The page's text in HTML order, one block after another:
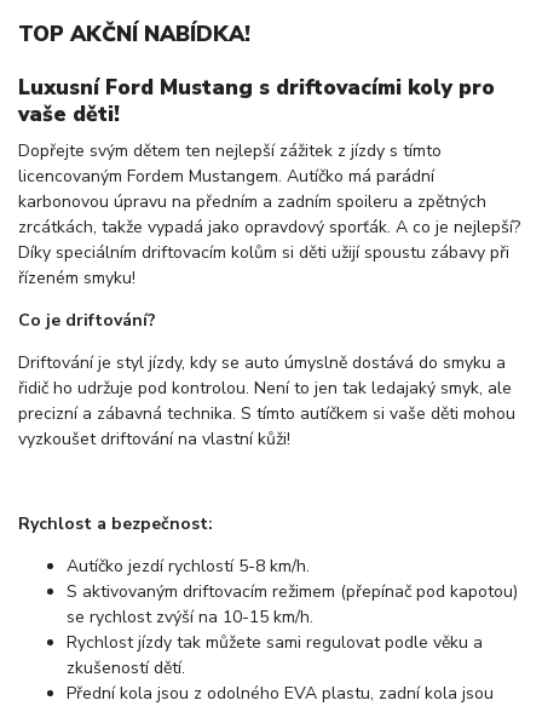
TOP AKČNÍ NABÍDKA!
Luxusní Ford Mustang s driftovacími koly pro
vaše děti!
Dopřejte svým dětem ten nejlepší zážitek z jízdy s tímto
licencovaným Fordem Mustangem. Autíčko má parádní
karbonovou úpravu na předním a zadním spoileru a zpětných
zrcátkách, takže vypadá jako opravdový sporťák. A co je nejlepší?
Díky speciálním driftovacím kolům si děti užijí spoustu zábavy při
řízeném smyku!
Co je driftování?
Driftování je styl jízdy, kdy se auto úmyslně dostává do smyku a
řidič ho udržuje pod kontrolou. Není to jen tak ledajaký smyk, ale
precizní a zábavná technika. S tímto autíčkem si vaše děti mohou
vyzkoušet driftování na vlastní kůži!
Rychlost a bezpečnost:
Autíčko jezdí rychlostí 5-8 km/h.
S aktivovaným driftovacím režimem (přepínač pod kapotou)
se rychlost zvýší na 10-15 km/h.
Rychlost jízdy tak můžete sami regulovat podle věku a
zkušeností dětí.
Přední kola jsou z odolného EVA plastu, zadní kola jsou